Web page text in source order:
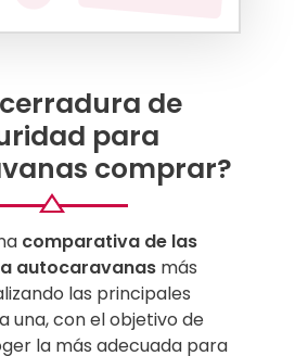
de aluminio
autocaravanas
una cerradura de
autocaravanas
de
para
comprar?
comparativa de las
autocaravanas más
las principales
una, con el objetivo de
la más adecuada para